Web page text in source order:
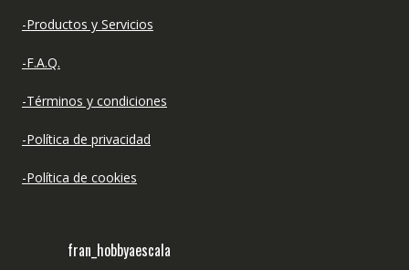
-Productos y Servicios
-F.A.Q.
-Términos y condiciones
-Política de privacidad
-Política de cookies
fran_hobbyaescala